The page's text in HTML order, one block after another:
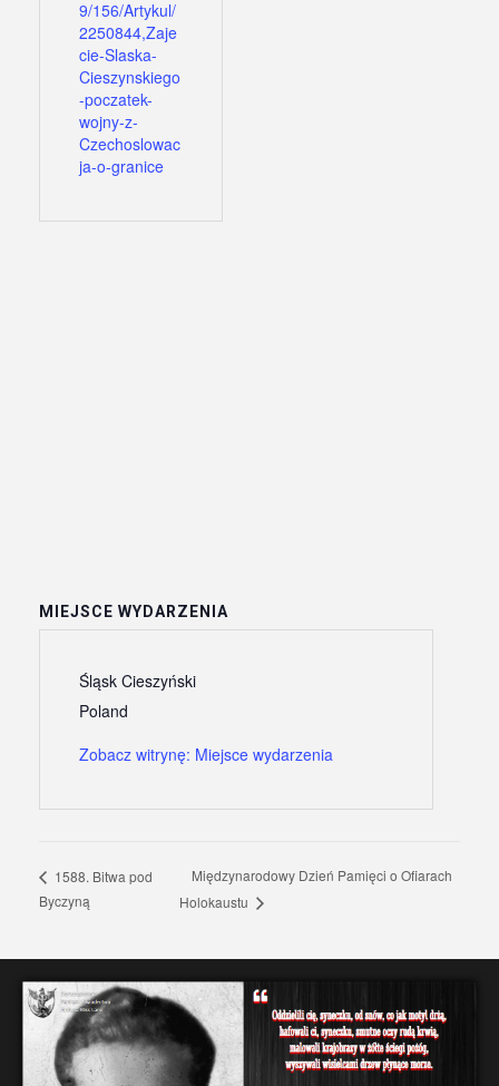
9/156/Artykul/
2250844,Zaje
cie-Slaska-
Cieszynskiego
-poczatek-
wojny-z-
Czechoslowac
ja-o-granice
MIEJSCE WYDARZENIA
Śląsk Cieszyński
Poland
Zobacz witrynę: Miejsce wydarzenia
1588. Bitwa pod
Byczyną
Międzynarodowy Dzień Pamięci o Ofiarach
Holokaustu